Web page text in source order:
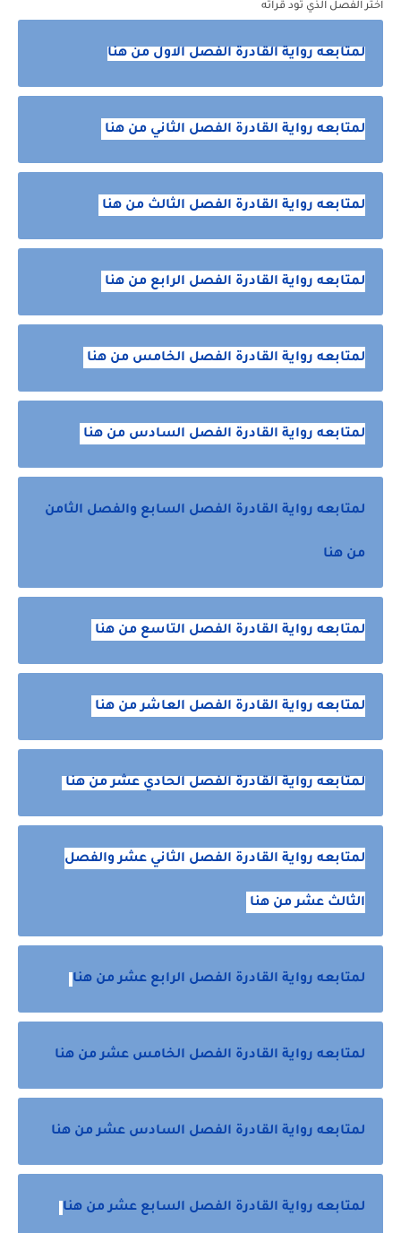
اختر الفصل الذي تود قراته
لمتابعه رواية القادرة الفصل الاول من هنا
لمتابعه رواية القادرة الفصل الثاني من هنا
لمتابعه رواية القادرة الفصل الثالث من هنا
لمتابعه رواية القادرة الفصل الرابع من هنا
لمتابعه رواية القادرة الفصل الخامس من هنا
لمتابعه رواية القادرة الفصل السادس من هنا
لمتابعه رواية القادرة الفصل السابع والفصل الثامن
من هنا
لمتابعه رواية القادرة الفصل التاسع من هنا
لمتابعه رواية القادرة الفصل العاشر من هنا
لمتابعه رواية القادرة الفصل الحادي عشر من هنا
لمتابعه رواية القادرة الفصل الثاني عشر والفصل
الثالث عشر من هنا
لمتابعه رواية القادرة الفصل الرابع عشر من هنا
لمتابعه رواية القادرة الفصل الخامس عشر من هنا
لمتابعه رواية القادرة الفصل السادس عشر من هنا
لمتابعه رواية القادرة الفصل السابع عشر من هنا